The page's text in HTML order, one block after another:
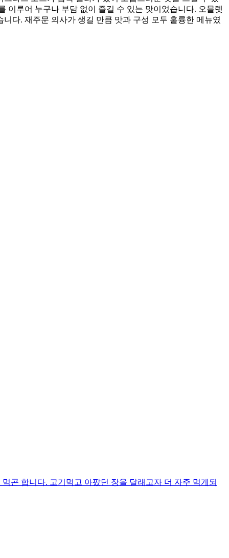
이루어 누구나 부담 없이 즐길 수 있는 맛이었습니다. 오믈렛
다. 재주문 의사가 생길 만큼 맛과 구성 모두 훌륭한 메뉴였
곤 합니다. 고기먹고 아팠던 장을 달래고자 더 자주 먹게되